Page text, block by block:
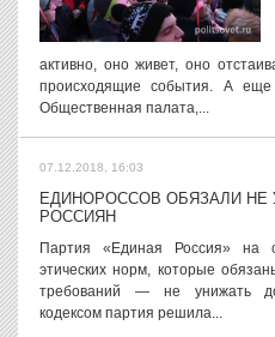
активно, оно живет, оно
происходящие события. А еще
Общественная палата,...
07.12.2018, 16:03
ЕДИНОРОССОВ ОБЯЗАЛИ НЕ
РОССИЯН
Партия «Единая Россия» на
этических норм, которые
требований — не унижать
кодексом партия решила...